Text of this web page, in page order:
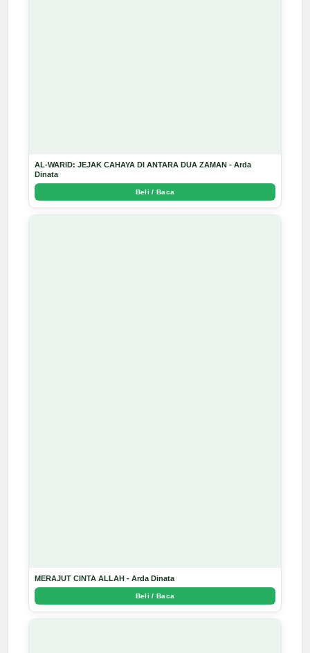
AL-WARID: JEJAK CAHAYA DI ANTARA DUA ZAMAN - Arda
Dinata
Beli / Baca
MERAJUT CINTA ALLAH - Arda Dinata
Beli / Baca